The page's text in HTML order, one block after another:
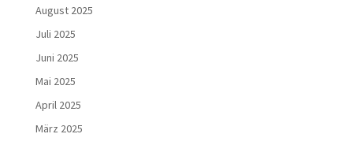
August 2025
Juli 2025
Juni 2025
Mai 2025
April 2025
März 2025